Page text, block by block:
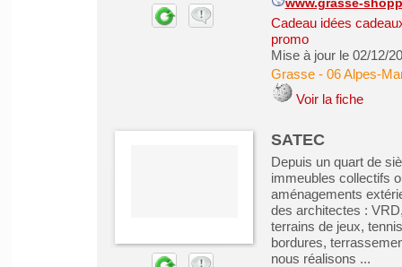
www.grasse-
Cadeau idées
promo
Mise à jour le 02/12/
Grasse- 06 Alpes-
Voir la fiche
SATEC
Depuis un quart de
immeubles collectifs
aménagements
des architectes :
terrains de jeux,
bordures,
nous réalisons ...